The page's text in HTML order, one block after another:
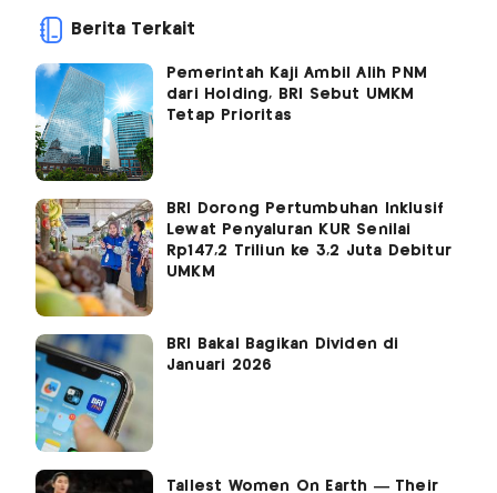
Berita Terkait
Pemerintah Kaji Ambil Alih PNM
dari Holding, BRI Sebut UMKM
Tetap Prioritas
BRI Dorong Pertumbuhan Inklusif
Lewat Penyaluran KUR Senilai
Rp147,2 Triliun ke 3,2 Juta Debitur
UMKM
BRI Bakal Bagikan Dividen di
Januari 2026